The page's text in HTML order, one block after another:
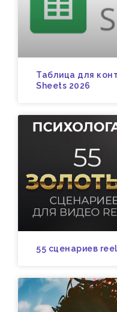
Таблица для
Sheets 2026
55 сценариев